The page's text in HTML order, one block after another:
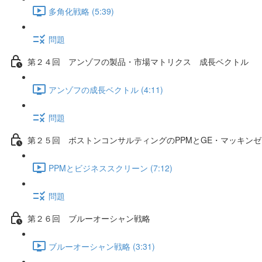
多角化戦略 (5:39)
問題
第２４回 アンゾフの製品・市場マトリクス 成長ベクトル
アンゾフの成長ベクトル (4:11)
問題
第２５回 ボストンコンサルティングのPPMとGE・マッキン
PPMとビジネススクリーン (7:12)
問題
第２６回 ブルーオーシャン戦略
ブルーオーシャン戦略 (3:31)